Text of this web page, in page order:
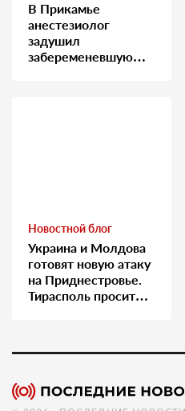
В Прикамье
анестезиолог
задушил
забеременевшую
Новостной блог
Украина и Молдова
готовят новую атаку
на Приднестровье.
Тирасполь просит